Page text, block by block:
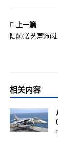
上一篇
陆航(姜艺声饰)
相关内容